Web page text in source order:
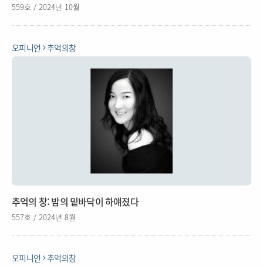
559호 / 2024년 10월
오피니언 추억의창
추억의 창: 밤의 밑바닥이 하얘졌다
557호 / 2024년 8월
오피니언 추억의창